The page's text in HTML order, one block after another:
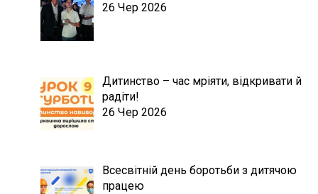
26 Чер 2026
Дитинство – час мріяти, відкривати й
радіти!
26 Чер 2026
Всесвітній день боротьби з дитячою
працею